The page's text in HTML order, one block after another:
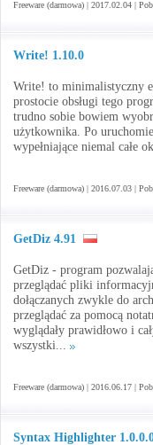
Freeware (darmowa) | 2017.02.04 |
Write! 1.10.0
Write! to minimalistyczny
prostocie obsługi tego
trudno sobie bowiem
użytkownika. Po
wypełniające niemal całe
Freeware (darmowa) | 2016.07.03 |
GetDiz 4.91
GetDiz - program
przeglądać pliki
dołączanych zwykle do
przeglądać za pomocą
wyglądały prawidłowo i
wszystki...
Freeware (darmowa) | 2016.06.17 |
Syntax Highlighter